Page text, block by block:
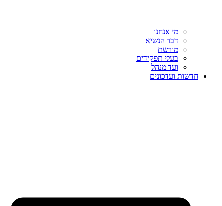
מי אנחנו
דבר הנשיא
מורשת
בעלי תפקידים
ועד מנהל
חדשות ועדכונים